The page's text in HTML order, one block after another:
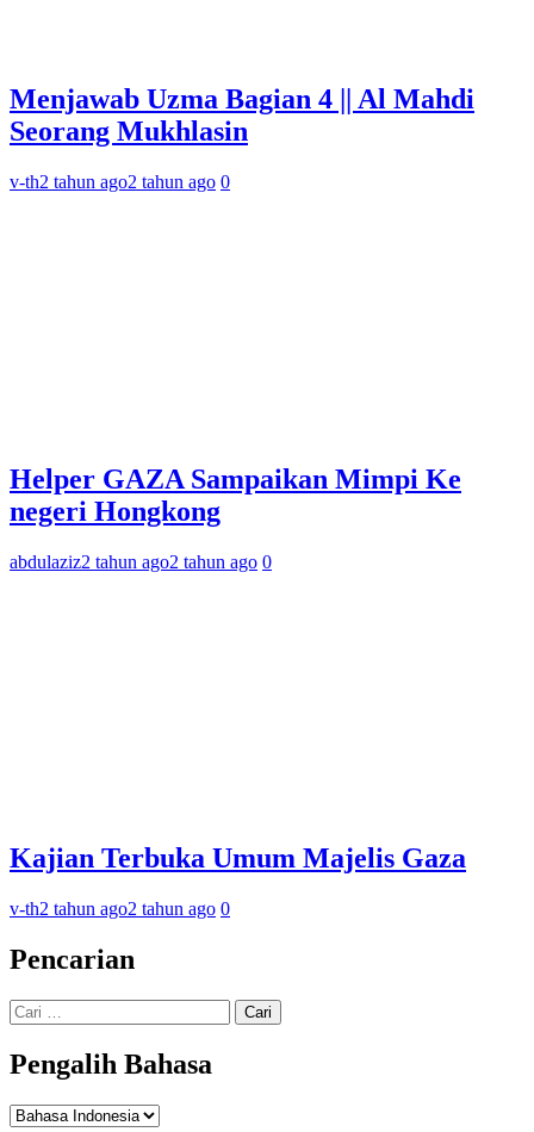
Menjawab Uzma Bagian 4 || Al Mahdi
Seorang Mukhlasin
v-th2 tahun ago2 tahun ago 0
Helper GAZA Sampaikan Mimpi Ke
negeri Hongkong
abdulaziz2 tahun ago2 tahun ago 0
Kajian Terbuka Umum Majelis Gaza
v-th2 tahun ago2 tahun ago 0
Pencarian
Cari
untuk:
Pengalih Bahasa
Pengalih